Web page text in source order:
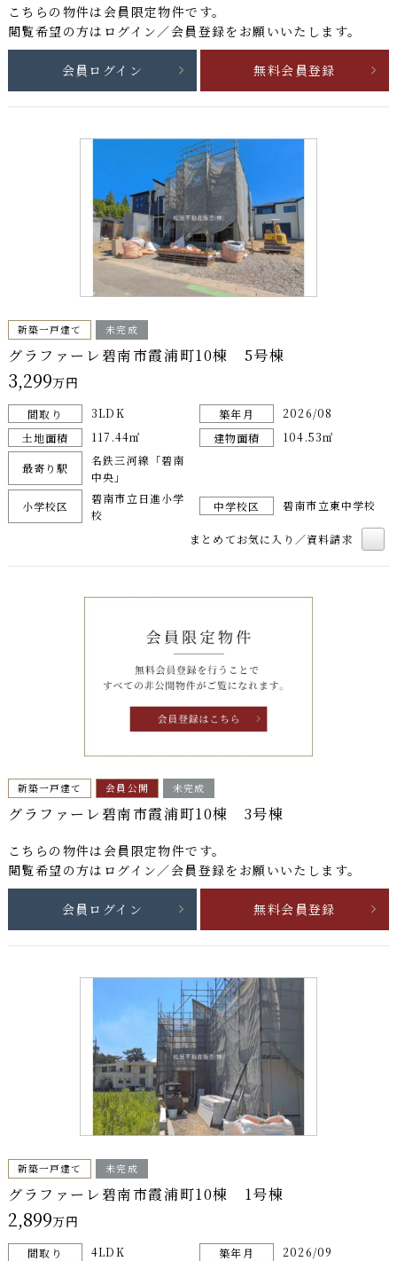
こちらの物件は 会員限定物件です。
閲覧希望の方はログイン／会員登録をお願いいたします。
会員ログイン 無料会員登録
新築一戸建て 未完成
グラファーレ碧南市霞浦町10棟 5号棟
3,299万円
間取り 3LDK 築年月
2026/08
土地面積
117.44㎡ 建物面積 104.53㎡
最寄り駅
名鉄三河線「碧南
中央」
小学校区
碧南市立日進小学
校
中学校区 碧南市立東中学校
まとめてお気に入り／資料請求
新築一戸建て 会員公開 未完成
グラファーレ碧南市霞浦町10棟 3号棟
こちらの物件は 会員限定物件です。
閲覧希望の方はログイン／会員登録をお願いいたします。
会員ログイン 無料会員登録
新築一戸建て 未完成
グラファーレ碧南市霞浦町10棟 1号棟
2,899万円
間取り 4LDK 築年月
2026/09